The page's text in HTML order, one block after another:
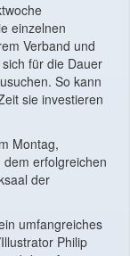
einzelnen
Verband und
für die Dauer
So kann
sie investieren
Montag,
dem erfolgreichen
der
umfangreiches
Philip